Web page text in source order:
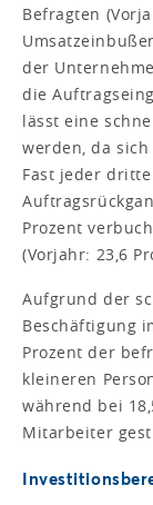
Befragten
der
die
lässt eine
werden, da
Fast jeder
Prozent
(Vorjahr: 23,6
Aufgrund der
Beschäftigung
Prozent der
kleineren
während bei
Mitarbeiter